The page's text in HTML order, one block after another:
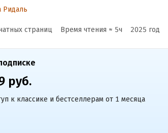
Ридаль
страниц Время чтения ≈ 5ч 2025 год
руб.
к классике и бестселлерам от 1 месяца